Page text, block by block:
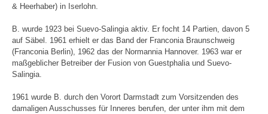
& Heerhaber) in Iserlohn.
B. wurde 1923 bei Suevo-Salingia aktiv. Er focht 14 Partien, davon 5
auf Säbel. 1961 erhielt er das Band der Franconia Braunschweig
(Franconia Berlin), 1962 das der Normannia Hannover. 1963 war er
maßgeblicher Betreiber der Fusion von Guestphalia und Suevo-
Salingia.
1961 wurde B. durch den Vorort Darmstadt zum Vorsitzenden des
damaligen Ausschusses für Inneres berufen, der unter ihm mit dem